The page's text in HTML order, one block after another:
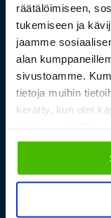
räätälöimiseen,
tukemiseen ja
jaamme
alan
sivustoamme.
tietoja muihin
kerätty, kun olet
sallimiisi
Lue